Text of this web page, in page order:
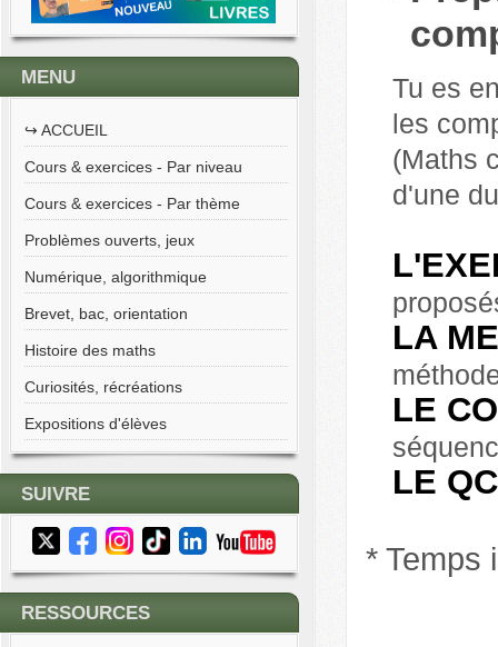
MENU
↪︎ ACCUEIL
Cours & exercices - Par niveau
Cours & exercices - Par thème
Problèmes ouverts, jeux
Numérique, algorithmique
Brevet, bac, orientation
Histoire des maths
Curiosités, récréations
Expositions d'élèves
SUIVRE
RESSOURCES
Tu es
les
(Maths
d'une
LA
LE
LE
* Temps